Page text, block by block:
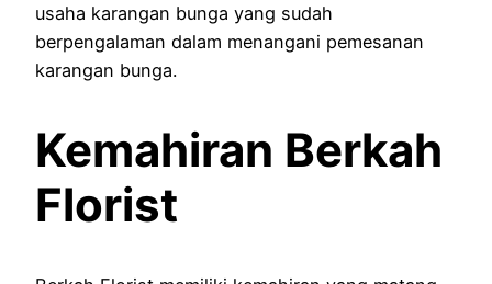
usaha karangan bunga yang sudah
berpengalaman dalam menangani pemesanan
karangan bunga.
Kemahiran Berkah
Florist